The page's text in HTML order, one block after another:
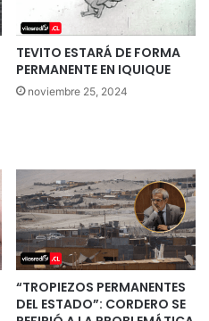
TEVITO ESTARÁ DE FORMA
PERMANENTE EN IQUIQUE
noviembre 25, 2024
“TROPIEZOS PERMANENTES
DEL ESTADO”: CORDERO SE